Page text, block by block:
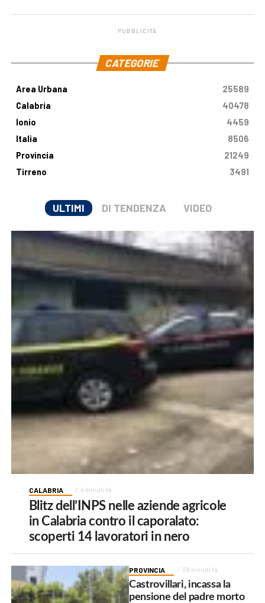
PUBBLICITÀ
CATEGORIE
Area Urbana
25589
Calabria
40478
Ionio
4459
Italia
8506
Provincia
21249
Tirreno
3491
ULTIMI DI TENDENZA VIDEO
CALABRIA 4 minuti fa
Blitz dell’INPS nelle aziende agricole
in Calabria contro il caporalato:
scoperti 14 lavoratori in nero
PROVINCIA 38 minuti fa
Castrovillari, incassa la
pensione del padre morto